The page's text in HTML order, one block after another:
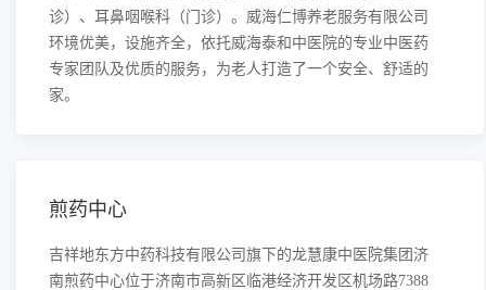
诊）、耳鼻咽喉科（门诊）。威海仁博养老服务有限公司
环境优美，设施齐全，依托威海泰和中医院的专业中医药
专家团队及优质的服务，为老人打造了一个安全、舒适的
家。
煎药中心
吉祥地东方中药科技有限公司旗下的龙慧康中医院集团济
南煎药中心位于济南市高新区临港经济开发区机场路7388